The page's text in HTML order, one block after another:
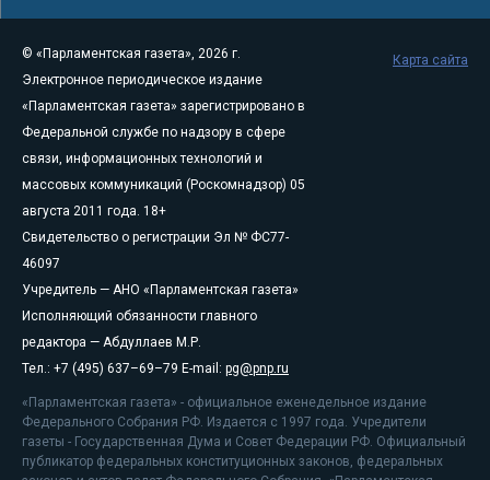
© «Парламентская газета», 2026 г.
Электронное периодическое издание
«Парламентская газета» зарегистрировано в
Федеральной службе по надзору в сфере
связи, информационных технологий и
массовых коммуникаций (Роскомнадзор) 05
августа 2011 года. 18+
Свидетельство о регистрации Эл № ФС77-
46097
Учредитель — АНО «Парламентская газета»
Исполняющий обязанности главного
редактора — Абдуллаев М.Р.
Тел.: +7 (495) 637–69–79 E-mail: pg@pnp.ru
«Парламентская газета» - официальное еженедельное издание
Федерального Собрания РФ. Издается с 1997 года. Учредители
газеты - Государственная Дума и Совет Федерации РФ. Официальный
публикатор федеральных конституционных законов, федеральных
Карта сайта